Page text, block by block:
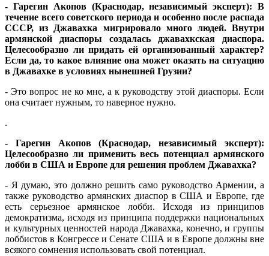
- Гарегин Акопов (Краснодар, независимый эксперт): В
течение всего советского периода и особенно после распада
СССР, из Джавахка мигрировало много людей. Внутри
армянской диаспоры создалась джавахкская диаспора.
Целесообразно ли придать ей организованный характер?
Если да, то какое влияние она может оказать на ситуацию
в Джавахке в условиях нынешней Грузии?
- Это вопрос не ко мне, а к руководству этой диаспоры. Если
она считает нужным, то наверное нужно.
.
- Гарегин Акопов (Краснодар, независимый эксперт):
Целесообразно ли применить весь потенциал армянского
лобби в США и Европе для решения проблем Джавахка?
- Я думаю, это должно решить само руководство Армении, а
также руководство армянских диаспор в США и Европе, где
есть серьезное армянское лобби. Исходя из принципов
демократизма, исходя из принципа поддержки национальных
и культурных ценностей народа Джавахка, конечно, и группы
лоббистов в Конгрессе и Сенате США и в Европе должны вне
всякого сомнения использовать свой потенциал.